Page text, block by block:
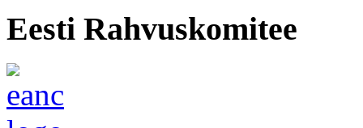
Eesti Rahvuskomitee